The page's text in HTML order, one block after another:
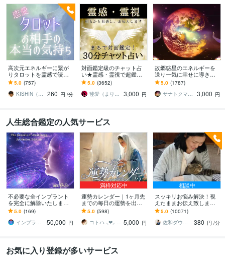
高次元エネルギーに繋が
りタロットを霊感で読み
ます お相手の気持ち、出
会った意味、お伝えしま
す（霊視×タロット）
5.0 (757)
KISHIN（キシン）
260 円 /分
対面鑑定級のチャット占
い★霊感・霊視で超鑑定
します 占いし放題の30
分！どんなことでも全て
を見通す霊感霊視で解決
5.0 (3652)
毬愛（まりあ）
3,000 円
故郷惑星のエネルギーを
送り一気に幸せに導きま
す 神様や惑星の素晴らし
いエネルギーで人生を好
転させてください！
5.0 (1787)
サナトクマラあき
3,000 円
人生総合鑑定の人気サービス
不必要な全インプラント
を完全に解除いたします
インプラント全解除創始
者 × 魂の解放・カルマ浄
化・能力開花
5.0 (169)
インプラント全解除創始者｜魂王DaI⭐︎
50,000 円
満枠対応中
運勢カレンダー｜1ヶ月先
までの毎日の運勢を出し
ます 30日×500字のおよそ
1万5千文字で細かく詳細
に記します
5.0 (598)
コトハ ⸜❤︎⸝ 新サービス提供開始✨️ 5,000 円
相談中
スッキリお悩み解決！視
えたままお伝え致します
恋愛、結婚、人間関係、
仕事、人生、ペットの気
持ち等◎祈願付き
5.0 (10071)
佐和ダウジング＆スピリットメンター
380 円 /分
お気に入り登録が多いサービス